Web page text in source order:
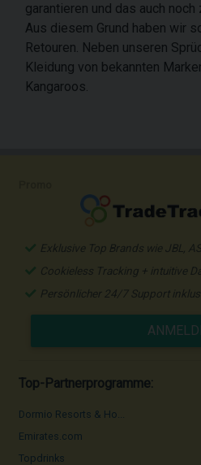
garantieren und das auch
Aus diesem Grund haben wir
Retouren. Neben unseren
Kleidung von bekannten
Kangaroos.
Exklusive Top Brands wie JBL,
Cookieless Tracking + intuitive
Persönlicher 24/7 Support
Top-Partnerprogramme:
Dormio Resorts & Ho...
Emirates.com
Topdrinks